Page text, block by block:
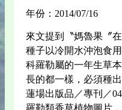
年份：2014/07/16
來文提到〝媽魯果〞
種子以冷開水沖泡食
科羅勒屬的一年生草
長的都一樣，必須種
蓮場出版品／專刊／
羅勒類香草植物圖片